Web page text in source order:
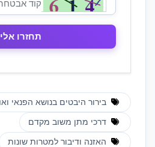
בירור היבטים בנושא הפנאי
דרכי מתן משוב מקדם
האזנה ודיבור למטרות שונות